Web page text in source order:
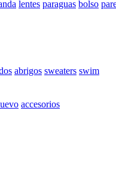
lentes paraguas bolso
abrigos sweaters swim
accesorios